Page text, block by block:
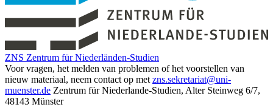
ZNS Zentrum für Niederländen-Studien
Voor vragen, het melden van problemen of het voorstellen van
nieuw materiaal, neem contact op met zns.sekretariat@uni-
muenster.de Zentrum für Niederlande-Studien, Alter Steinweg 6/7,
48143 Münster